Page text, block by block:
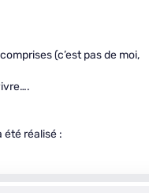
(c’est pas de moi,
été réalisé :